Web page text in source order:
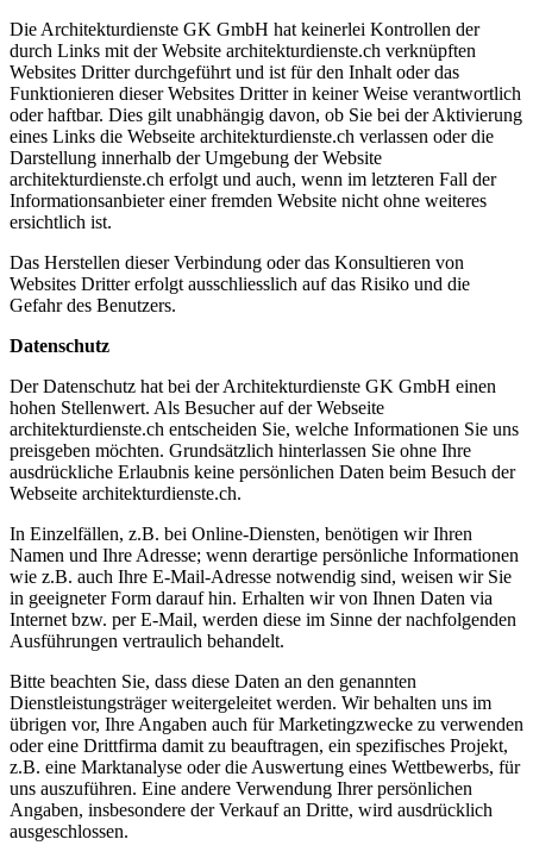
Die Architekturdienste GK GmbH hat keinerlei Kontrollen der
durch Links mit der Website architekturdienste.ch verknüpften
Websites Dritter durchgeführt und ist für den Inhalt oder das
Funktionieren dieser Websites Dritter in keiner Weise verantwortlich
oder haftbar. Dies gilt unabhängig davon, ob Sie bei der Aktivierung
eines Links die Webseite architekturdienste.ch verlassen oder die
Darstellung innerhalb der Umgebung der Website
architekturdienste.ch erfolgt und auch, wenn im letzteren Fall der
Informationsanbieter einer fremden Website nicht ohne weiteres
ersichtlich ist.
Das Herstellen dieser Verbindung oder das Konsultieren von
Websites Dritter erfolgt ausschliesslich auf das Risiko und die
Gefahr des Benutzers.
Datenschutz
Der Datenschutz hat bei der Architekturdienste GK GmbH einen
hohen Stellenwert. Als Besucher auf der Webseite
architekturdienste.ch entscheiden Sie, welche Informationen Sie uns
preisgeben möchten. Grundsätzlich hinterlassen Sie ohne Ihre
ausdrückliche Erlaubnis keine persönlichen Daten beim Besuch der
Webseite architekturdienste.ch.
In Einzelfällen, z.B. bei Online-Diensten, benötigen wir Ihren
Namen und Ihre Adresse; wenn derartige persönliche Informationen
wie z.B. auch Ihre E-Mail-Adresse notwendig sind, weisen wir Sie
in geeigneter Form darauf hin. Erhalten wir von Ihnen Daten via
Internet bzw. per E-Mail, werden diese im Sinne der nachfolgenden
Ausführungen vertraulich behandelt.
Bitte beachten Sie, dass diese Daten an den genannten
Dienstleistungsträger weitergeleitet werden. Wir behalten uns im
übrigen vor, Ihre Angaben auch für Marketingzwecke zu verwenden
oder eine Drittfirma damit zu beauftragen, ein spezifisches Projekt,
z.B. eine Marktanalyse oder die Auswertung eines Wettbewerbs, für
uns auszuführen. Eine andere Verwendung Ihrer persönlichen
Angaben, insbesondere der Verkauf an Dritte, wird ausdrücklich
ausgeschlossen.